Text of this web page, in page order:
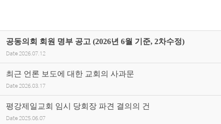
공동의회 회원 명부 공고 (2026년 6월 기준, 2차수정)
Date 2026.07.12
최근 언론 보도에 대한 교회의 사과문
Date 2026.03.17
평강제일교회 임시 당회장 파견 결의의 건
Date 2025.06.07